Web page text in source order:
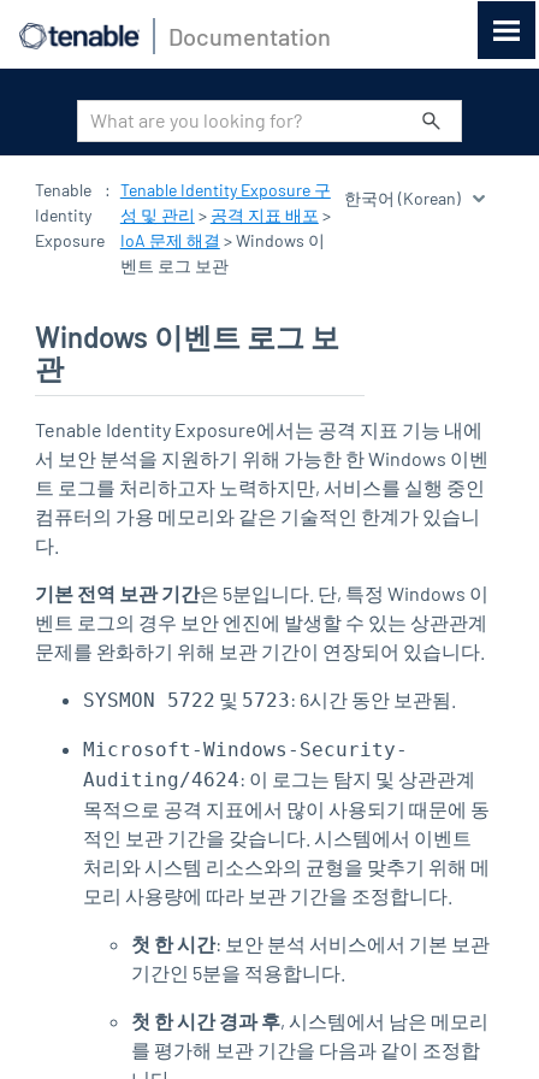
기본 콘텐츠로 건너뛰기
Documentation
Tenable
Identity
Exposure
: Tenable Identity Exposure 구
성 및 관리 > 공격 지표 배포 >
IoA 문제 해결 >Windows 이
벤트 로그 보관
Windows 이벤트 로그 보
관
Tenable Identity Exposure에서는 공격 지표 기능 내에
서 보안 분석을 지원하기 위해 가능한 한 Windows 이벤
트 로그를 처리하고자 노력하지만, 서비스를 실행 중인
컴퓨터의 가용 메모리와 같은 기술적인 한계가 있습니
다.
기본 전역 보관 기간은 5분입니다. 단, 특정 Windows 이
벤트 로그의 경우 보안 엔진에 발생할 수 있는 상관관계
문제를 완화하기 위해 보관 기간이 연장되어 있습니다.
SYSMON 5722 및 5723: 6시간 동안 보관됨.
Microsoft-Windows-Security-
Auditing/4624: 이 로그는 탐지 및 상관관계
목적으로 공격 지표에서 많이 사용되기 때문에 동
적인 보관 기간을 갖습니다. 시스템에서 이벤트
처리와 시스템 리소스와의 균형을 맞추기 위해 메
모리 사용량에 따라 보관 기간을 조정합니다.
첫 한 시간: 보안 분석 서비스에서 기본 보관
기간인 5분을 적용합니다.
첫 한 시간 경과 후, 시스템에서 남은 메모리
를 평가해 보관 기간을 다음과 같이 조정합